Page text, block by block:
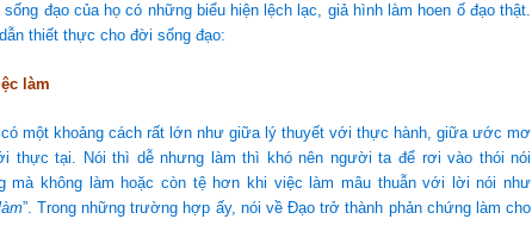
đạo của họ có những biểu hiện lệch lạc, giả hình làm hoen ố đạo thật.
thiết thực cho đời sống đạo:
làm
một khoảng cách rất lớn như giữa lý thuyết với thực hành, giữa ước mơ
thực tại. Nói thì dễ nhưng làm thì khó nên người ta để rơi vào thói nói
mà không làm hoặc còn tệ hơn khi việc làm mâu thuẫn với lời nói như
”. Trong những trường hợp ấy, nói về Đạo trở thành phản chứng làm cho